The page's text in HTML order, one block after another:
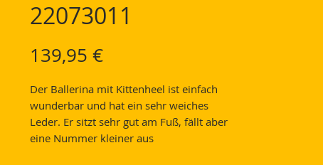
22073011
139,95 €Preis
Der Ballerina mit Kittenheel ist einfach
wunderbar und hat ein sehr weiches
Leder. Er sitzt sehr gut am Fuß, fällt aber
eine Nummer kleiner aus